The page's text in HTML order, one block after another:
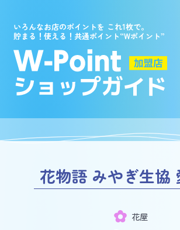
いろんなお店のポイントを これ1枚で。
貯まる！使える！共通ポイント“Wポイント”
花物語 みやぎ生協
花屋